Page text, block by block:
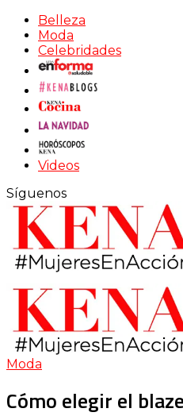
Belleza
Moda
Celebridades
Videos
Síguenos
Moda
Cómo elegir el